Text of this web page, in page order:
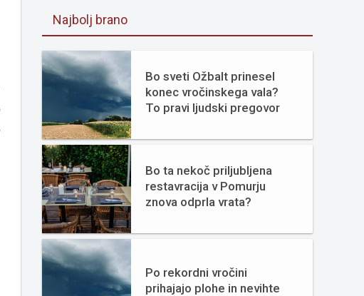
Najbolj brano
Bo sveti Ožbalt prinesel
konec vročinskega vala?
To pravi ljudski pregovor
Bo ta nekoč priljubljena
restavracija v Pomurju
znova odprla vrata?
Po rekordni vročini
prihajajo plohe in nevihte